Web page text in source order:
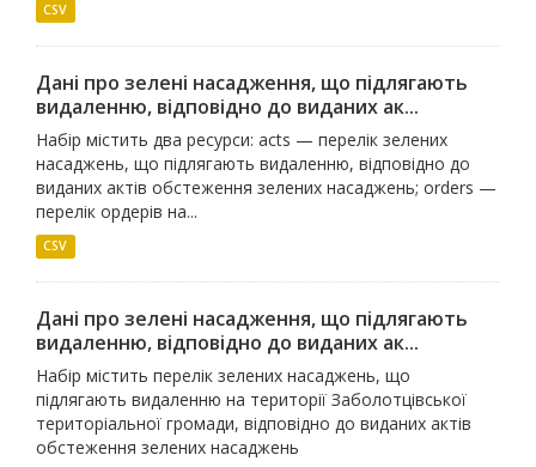
CSV
Дані про зелені насадження, що підлягають
видаленню, відповідно до виданих ак...
Набір містить два ресурси: acts — перелік зелених
насаджень, що підлягають видаленню, відповідно до
виданих актів обстеження зелених насаджень; orders —
перелік ордерів на...
CSV
Дані про зелені насадження, що підлягають
видаленню, відповідно до виданих ак...
Набір містить перелік зелених насаджень, що
підлягають видаленню на території Заболотцівської
територіальної громади, відповідно до виданих актів
обстеження зелених насаджень